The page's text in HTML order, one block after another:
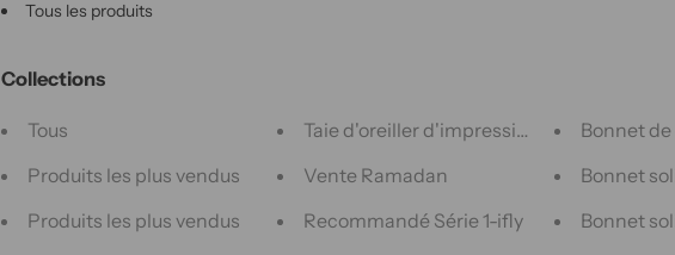
Tous les produits
Collections
Tous
Produits les plus vendus
Produits les plus vendus
Taie d'oreiller d'impression
Vente Ramadan
Recommandé Série 1-ifly
Bonnet
Bonnet
Bonnet